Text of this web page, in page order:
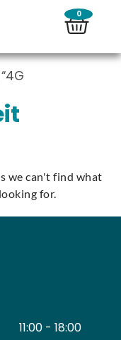
0
we can't find what
for.
11:00 - 18:00